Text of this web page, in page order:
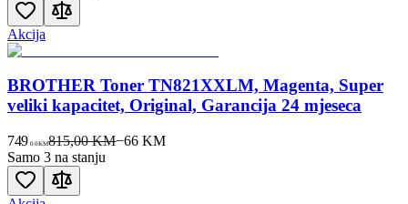
Akcija
BROTHER Toner TN821XXLM, Magenta, Super
veliki kapacitet, Original, Garancija 24 mjeseca
749 00KM815,00 KM−66 KM
Samo 3 na stanju